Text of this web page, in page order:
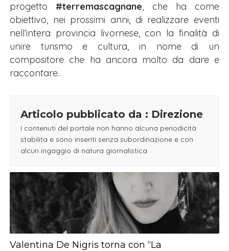
progetto #terremascagnane, che ha come
obiettivo, nei prossimi anni, di realizzare eventi
nell’intera provincia livornese, con la finalità di
unire turismo e cultura, in nome di un
compositore che ha ancora molto da dare e
raccontare.
Articolo pubblicato da : Direzione
I contenuti del portale non hanno alcuna periodicità
stabilita e sono inseriti senza subordinazione e con
alcun ingaggio di natura giornalistica
Valentina De Nigris torna con “La